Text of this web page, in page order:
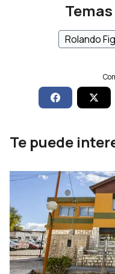
Rolando
Te puede